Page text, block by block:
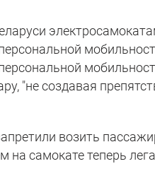
"не создавая
возить
на самокате теперь